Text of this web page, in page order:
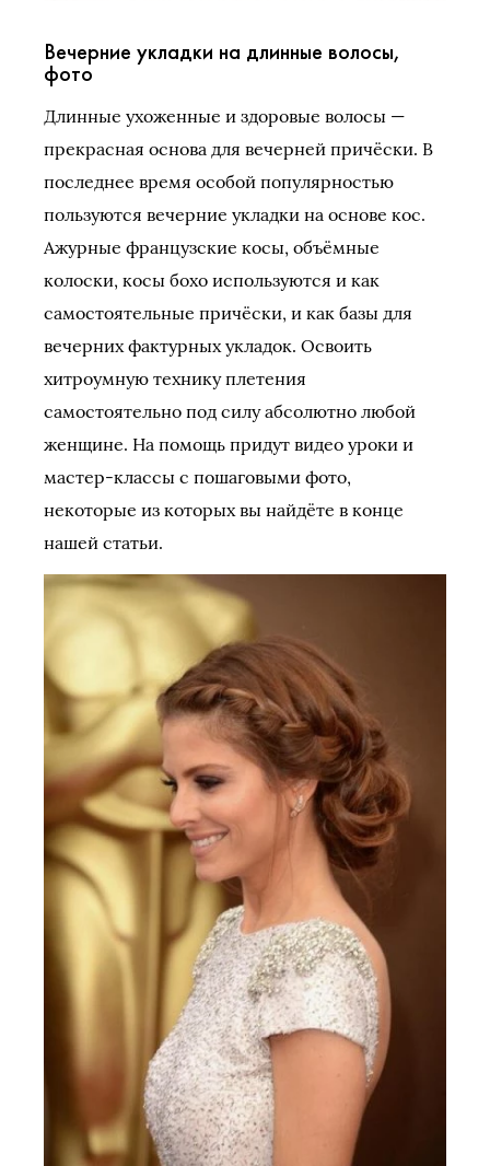
Вечерние укладки на длинные волосы,
фото
Длинные ухоженные и здоровые волосы —
прекрасная основа для вечерней причёски. В
последнее время особой популярностью
пользуются вечерние укладки на основе кос.
Ажурные французские косы, объёмные
колоски, косы бохо используются и как
самостоятельные причёски, и как базы для
вечерних фактурных укладок. Освоить
хитроумную технику плетения
самостоятельно под силу абсолютно любой
женщине. На помощь придут видео уроки и
мастер-классы с пошаговыми фото,
некоторые из которых вы найдёте в конце
нашей статьи.